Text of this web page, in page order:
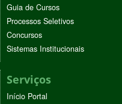
Guia de Cursos
Processos Seletivos
Concursos
Sistemas Institucionais
Serviços
Início Portal